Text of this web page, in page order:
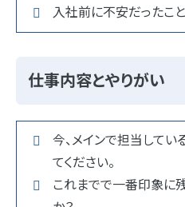
入社前に不安だったこ
仕事内容とやりがい
今、メインで担当してい
てください。
これまでで一番印象に